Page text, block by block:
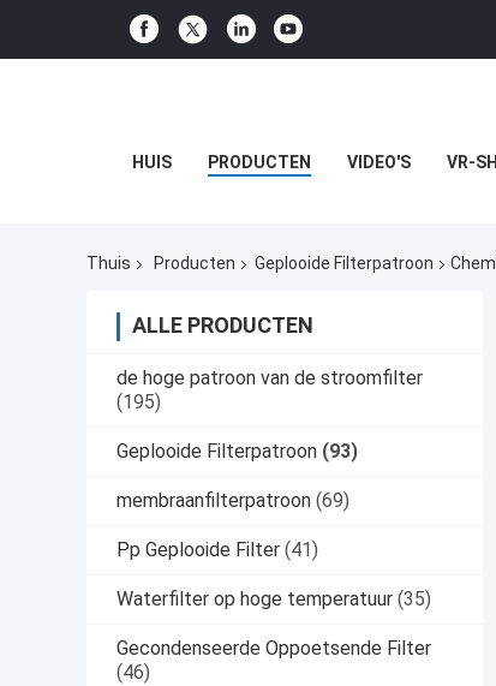
HUIS PRODUCTEN VIDEO'S VR-
Thuis Producten Geplooide Filterpatroon
ALLE PRODUCTEN
de hoge patroon van de stroomfilter
(195)
Geplooide Filterpatroon (93)
membraanfilterpatroon (69)
Pp Geplooide Filter (41)
Waterfilter op hoge temperatuur (35)
Gecondenseerde Oppoetsende Filter
(46)